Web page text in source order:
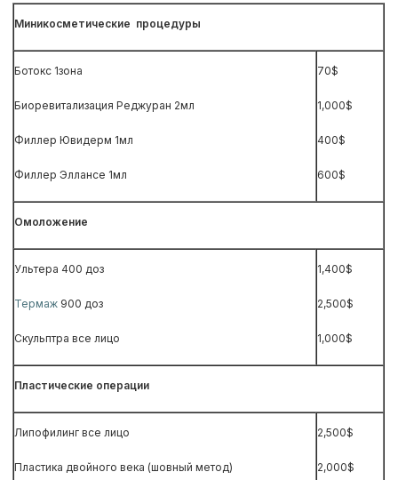
Миникосметические процедуры
Ботокс 1зона
Биоревитализация Реджуран 2мл
Филлер Ювидерм 1мл
Филлер Эллансе 1мл
70$
1,000$
400$
600$
Омоложение
Ультера 400 доз
Термаж 900 доз
Скульптра все лицо
1,400$
2,500$
1,000$
Пластические операции
Липофилинг все лицо
Пластика двойного века (шовный метод)
2,500$
2,000$